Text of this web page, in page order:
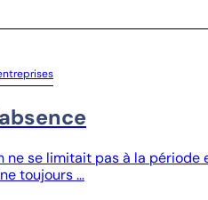
ne se limitait pas à la période
toujours …